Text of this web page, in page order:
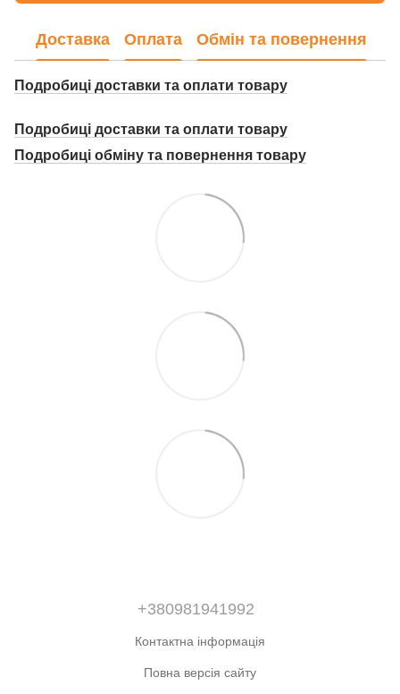
Доставка Оплата Обмін та повернення
Подробиці доставки та оплати товару
Подробиці доставки та оплати товару
Подробиці обміну та повернення товару
+380981941992
Контактна інформація
Повна версія сайту